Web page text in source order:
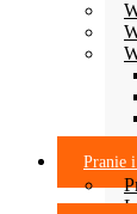
Pranie